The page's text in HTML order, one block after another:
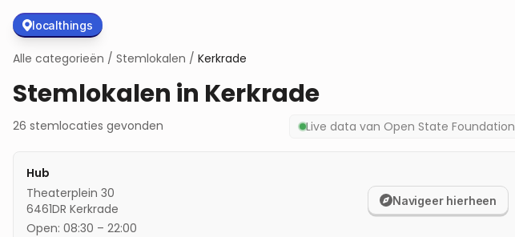
localthings
Alle categorieën / Stemlokalen / Kerkrade
Stemlokalen in Kerkrade
26 stemlocaties gevonden Live data van Open State Foundation
Hub
Theaterplein 30
6461DR Kerkrade
Open: 08:30 – 22:00
Navigeer hierheen